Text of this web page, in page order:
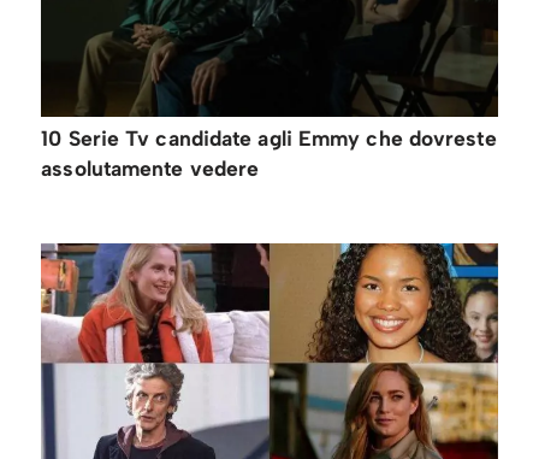
10 Serie Tv candidate agli Emmy che dovreste
assolutamente vedere